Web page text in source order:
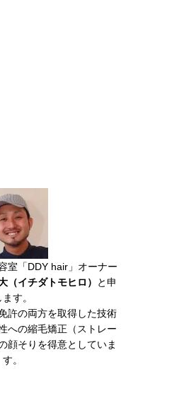
室「DDY hair」オーナー
（イチダトモヒロ）
と申
ます。
許の両方を取得した技術
への縮毛矯正（ストレー
顔そりを得意としていま
す。